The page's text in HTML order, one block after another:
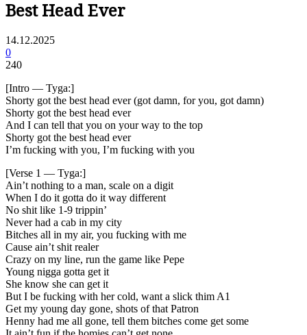
Best Head Ever
14.12.2025
0
240
[Intro — Tyga:]
Shorty got the best head ever (got damn, for you, got damn)
Shorty got the best head ever
And I can tell that you on your way to the top
Shorty got the best head ever
I’m fucking with you, I’m fucking with you
[Verse 1 — Tyga:]
Ain’t nothing to a man, scale on a digit
When I do it gotta do it way different
No shit like 1-9 trippin’
Never had a cab in my city
Bitches all in my air, you fucking with me
Cause ain’t shit realer
Crazy on my line, run the game like Pepe
Young nigga gotta get it
She know she can get it
But I be fucking with her cold, want a slick thim A1
Get my young day gone, shots of that Patron
Henny had me all gone, tell them bitches come get some